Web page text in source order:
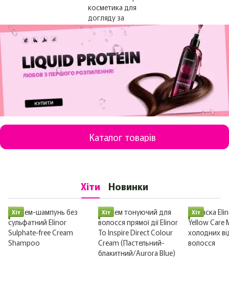
Каталог товарів
Хіти Новинки
Хіт Хіт Хіт